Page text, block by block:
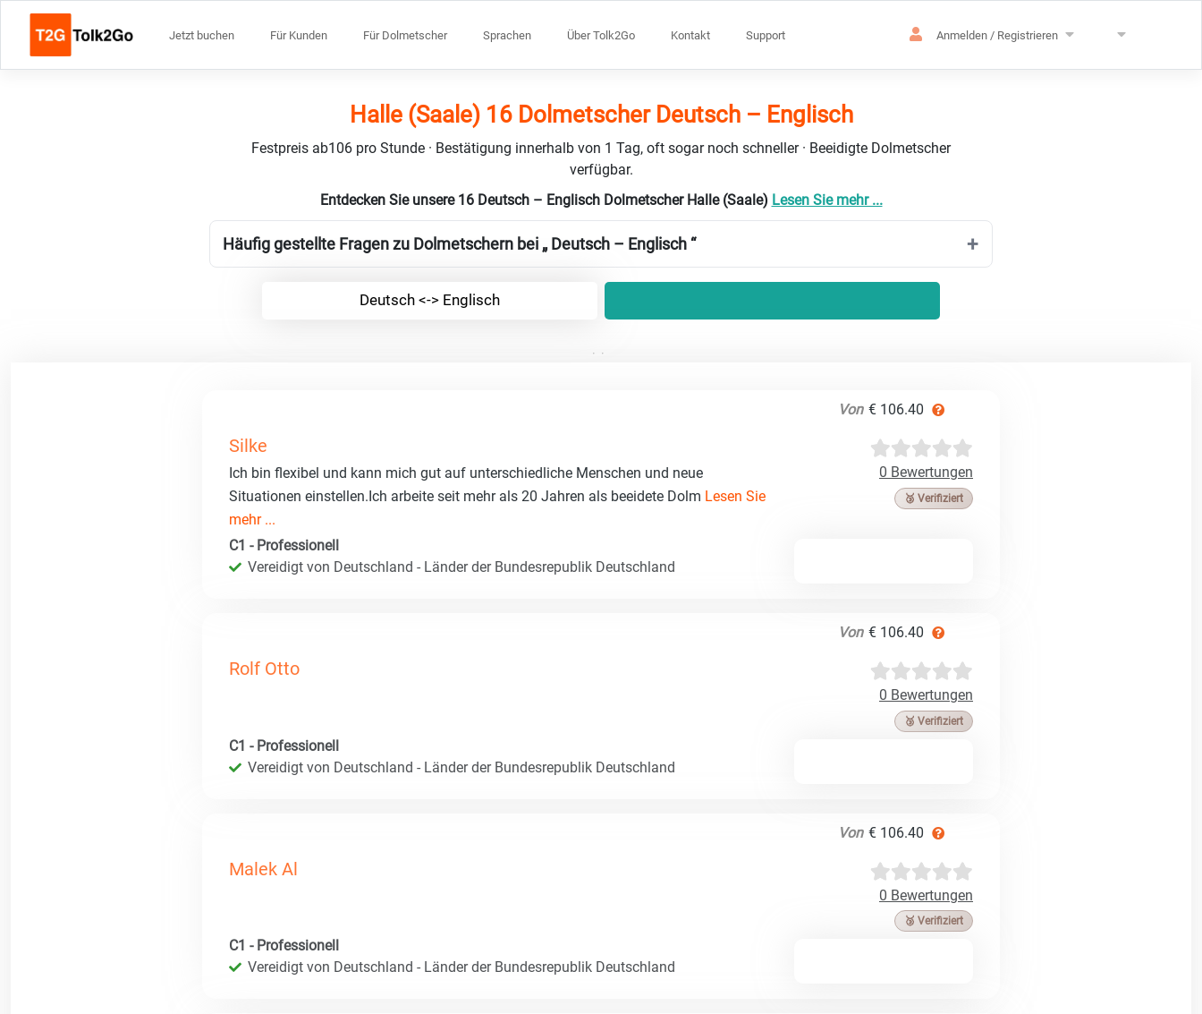
Jetzt buchen Für Kunden Für Dolmetscher Sprachen Über Tolk2Go Kontakt Support Anmelden / Registrieren
Halle (Saale) 16 Dolmetscher Deutsch – Englisch
Festpreis ab106 pro Stunde · Bestätigung innerhalb von 1 Tag, oft sogar noch schneller · Beeidigte Dolmetscher
verfügbar.
Entdecken Sie unsere 16 Deutsch – Englisch Dolmetscher Halle (Saale) Lesen Sie mehr ...
Häufig gestellte Fragen zu Dolmetschern bei „ Deutsch – Englisch “
Deutsch <-> Englisch
Von € 106.40
Silke
0 Bewertungen
🥉 Verifiziert
Ich bin flexibel und kann mich gut auf unterschiedliche Menschen und neue
Situationen einstellen.Ich arbeite seit mehr als 20 Jahren als beeidete Dolm Lesen Sie
mehr ...
C1 - Professionell
Vereidigt von Deutschland - Länder der Bundesrepublik Deutschland
Von € 106.40
Rolf Otto
0 Bewertungen
🥉 Verifiziert
C1 - Professionell
Vereidigt von Deutschland - Länder der Bundesrepublik Deutschland
Von € 106.40
Malek Al
0 Bewertungen
🥉 Verifiziert
C1 - Professionell
Vereidigt von Deutschland - Länder der Bundesrepublik Deutschland